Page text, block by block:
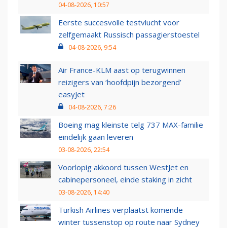
04-08-2026, 10:57
Eerste succesvolle testvlucht voor
zelfgemaakt Russisch passagierstoestel
04-08-2026, 9:54
Air France-KLM aast op terugwinnen
reizigers van ‘hoofdpijn bezorgend’
easyJet
04-08-2026, 7:26
Boeing mag kleinste telg 737 MAX-familie
eindelijk gaan leveren
03-08-2026, 22:54
Voorlopig akkoord tussen WestJet en
cabinepersoneel, einde staking in zicht
03-08-2026, 14:40
Turkish Airlines verplaatst komende
winter tussenstop op route naar Sydney